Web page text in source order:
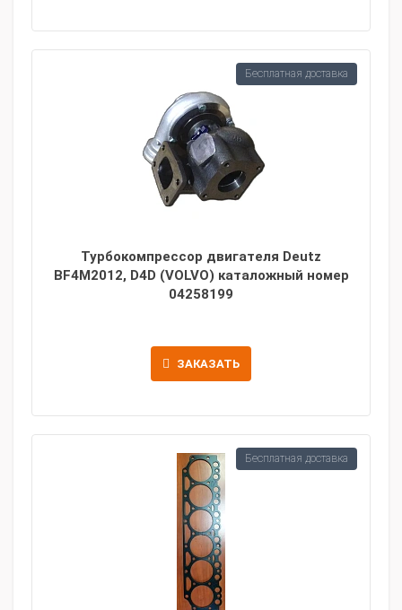
Турбокомпрессор двигателя Deutz
BF4M2012, D4D (VOLVO) каталожный номер
04258199
ЗАКАЗАТЬ
Бесплатная доставка
Бесплатная доставка